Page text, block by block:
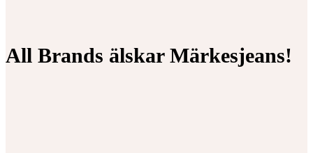
All Brands älskar Märkesjeans!